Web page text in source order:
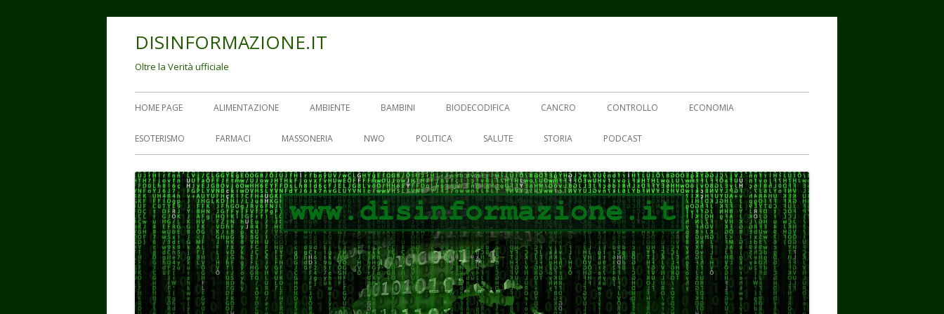
DISINFORMAZIONE.IT
Oltre la Verità ufficiale
Menu
principale
HOME PAGE ALIMENTAZIONE AMBIENTE BAMBINI BIODECODIFICA CANCRO CONTROLLO ECONOMIA
ESOTERISMO FARMACI MASSONERIA NWO POLITICA SALUTE STORIA PODCAST